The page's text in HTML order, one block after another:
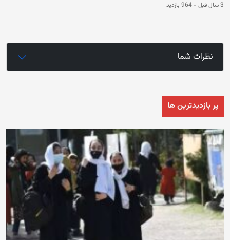
3 سال قبل - 964 بازدید
نظرات شما
پر بازدیدترین ها